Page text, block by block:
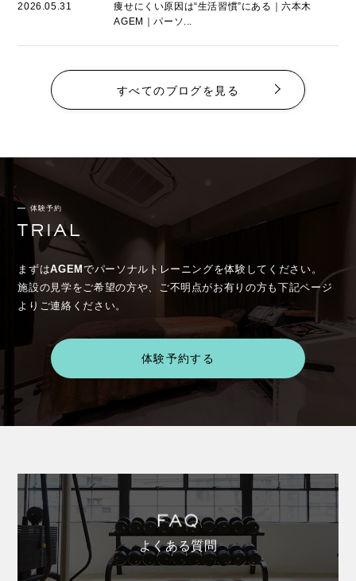
2026.05.31
痩せにくい原因は“生活習慣”にある｜六本木
AGEM｜パーソ...
すべてのブログを見る
体験予約
まずはAGEM でパーソナルトレーニングを体験してください。
施設の見学をご希望の方や、ご不明点がお有りの方も下記ページ
よりご連絡ください。
体験予約する
よくある質問